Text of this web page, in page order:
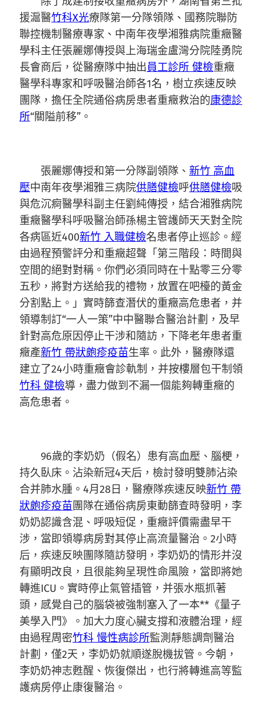
援滬醫竹科X光療隊第一分隊領隊、國務院聯防
聯控機制醫療專家、中南年夜學湘雅病院重癥醫
學科主任張麗娜傳授與上海瑞金盧灣分院陸勇院
長會商后，從醫療隊中抽出員工診所 健檢重癥
醫學科專家和呼吸醫治師各1名，樹立疾速反映
團隊，擔任全院通俗病房患者重癥救治的康德診
所“關隘前移”。
張麗娜傳授和第一分隊副領隊、 新竹 高血
壓中南年夜學湘雅三病院供膳健檢呼供膳健檢吸
與危沉痾醫學科副主任劉純傳授，結合湘雅病院
重癥醫學科呼吸醫治師孫楊主管護師天天對全院
各病區近400新竹 入職健檢名患者停止巡診。經
由過程預警評分和重癥超聲「第三階段：時間與
空間的絕對對稱。你們必須同時在十點零三分零
五秒，將對方送給我的禮物，放置在吧檯的黃金
分割點上。」實時篩查潛伏的重癥高危患者，并
領導制訂“一人一策”中中醫聯合醫治計劃，及早
針對高危原因停止干涉和隨訪，下降老年患者重
癥產新竹 帶狀皰疹疫苗生率。此外，醫療隊還
建立了24小時重癥會診軌制，并按樓層包干制領
竹科 健檢導，盡力做到不漏一個能夠轉重癥的
高危患者。
96歲的李奶奶（假名）患有高血壓、腦梗，
持久臥床。沾染新冠4天后，檢討發明雙肺沾染
合并肺水腫。4月28日，醫療隊疾速反映新竹 帶
狀皰疹疫苗團隊在通俗病房東動篩查時發明，李
奶奶認識含混、呼吸短促，重癥評價需盡早干
涉，當即領導病房對其停止高流量醫治。2小時
后，疾速反映團隊隨訪發明，李奶奶的情形并沒
有顯明改良，且很能夠呈現性命風險，當即將她
轉進ICU。實時停止氣管插管，并張水瓶抓著
頭，感覺自己的腦袋被強制塞入了一本**《量子
美學入門》。加大力度心臟支撐和液體治理，經
由過程周密竹科 慢性病診所監測靜態調劑醫治
計劃，僅2天，李奶奶就順遂脫機拔管。今朝，
李奶奶神志甦醒、恢復傑出，也行將轉進高等監
護病房停止康復醫治。